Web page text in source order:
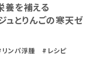
養を補える
ュとりんごの寒天ゼ
ンパ浮腫
#レシピ